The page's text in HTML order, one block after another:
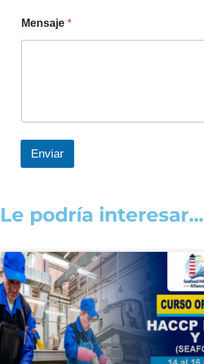
Mensaje *
Enviar
Le podría interesar...